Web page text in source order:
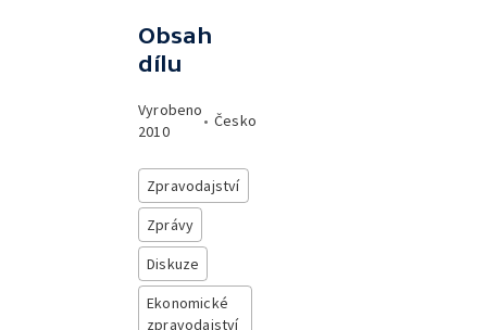
Obsah
dílu
Vyrobeno
2010
• Česko
Zpravodajství
Zprávy
Diskuze
Ekonomické
zpravodajství